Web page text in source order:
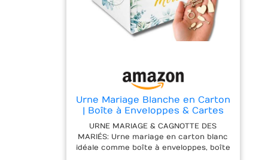
Urne Mariage Blanche en Carton
| Boîte à Enveloppes & Cartes
Cadeaux, Cagnotte Mariage |
Décoration Mariage Champêtre |
Confettis Bois Cœur | Deco
Table - 20x20x20 cm
URNE MARIAGE & CAGNOTTE DES
MARIÉS: Urne mariage en carton blanc
idéale comme boîte à enveloppes, boîte